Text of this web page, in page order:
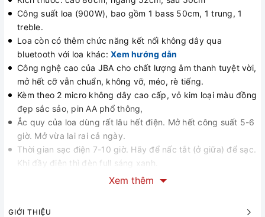
Công suất loa (900W), bao gồm 1 bass 50cm, 1 trung, 1
treble.
Loa còn có thêm chức năng kết nối không dây qua
bluetooth với loa khác: Xem hướng dẫn
Công nghệ cao của JBA cho chất lượng âm thanh tuyệt vời,
mở hết cỡ vẫn chuẩn, không vỡ, méo, rè tiếng.
Kèm theo 2 micro không dây cao cấp, vỏ kim loại màu đồng
đẹp sắc sảo, pin AA phổ thông,
Ắc quy của loa dùng rất lâu hết điện. Mở hết công suất 5-6
giờ. Mở vừa lai rai cả ngày.
Thời gian sạc điện 7-10 giờ. Hãy để nấc tắt (ở giữa) để sạc.
Khi đầy điện thì đèn full sáng xanh.
Ngoài ra, đi kèm sản phẩm còn có 1 điều khiển từ xa, 1 dây
Xem thêm
GIỚI THIỆU